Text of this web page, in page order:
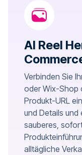
AI Reel
Verbinden Sie
oder Wix-Shop
Produkt-URL
und Details und
sauberes,
alltägliche